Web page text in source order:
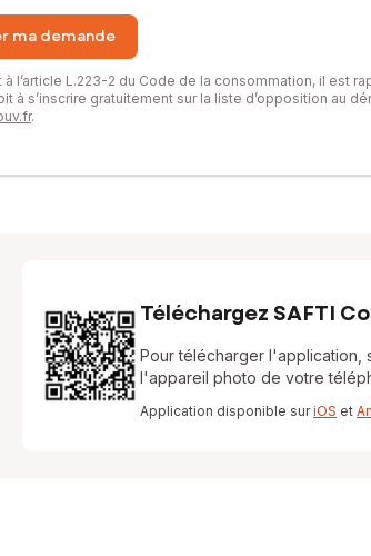
ma demande
l’article L.223-2 du Code de la consommation, il est
à s’inscrire gratuitement sur la liste d’opposition au
.
Téléchargez SAFTI
Pour télécharger l'application,
l'appareil photo de votre
Application disponible suriOS et